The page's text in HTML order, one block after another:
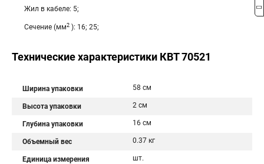
Жил в кабеле: 5;
Сечение (мм2 ): 16; 25;
Технические характеристики КВТ 70521
Ширина упаковки 58 см
Высота упаковки 2 см
Глубина упаковки 16 см
Объемный вес 0.37 кг
Единица измерения шт.